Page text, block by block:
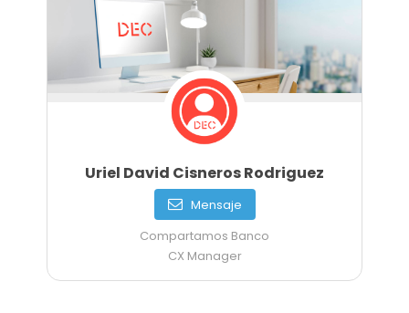
Uriel David Cisneros Rodriguez
Mensaje
Compartamos Banco
CX Manager